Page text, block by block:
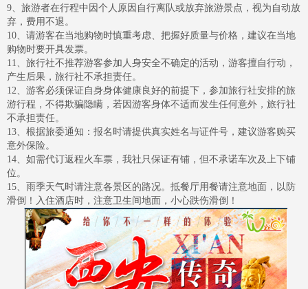
9、旅游者在行程中因个人原因自行离队或放弃旅游景点，视为自动放
弃，费用不退。
10、请游客在当地购物时慎重考虑、把握好质量与价格，建议在当地
购物时要开具发票。
11、旅行社不推荐游客参加人身安全不确定的活动，游客擅自行动，
产生后果，旅行社不承担责任。
12、游客必须保证自身身体健康良好的前提下，参加旅行社安排的旅
游行程，不得欺骗隐瞒，若因游客身体不适而发生任何意外，旅行社
不承担责任。
13、根据旅委通知：报名时请提供真实姓名与证件号，建议游客购买
意外保险。
14、如需代订返程火车票，我社只保证有铺，但不承诺车次及上下铺
位。
15、雨季天气时请注意各景区的路况。抵餐厅用餐请注意地面，以防
滑倒！入住酒店时，注意卫生间地面，小心跌伤滑倒！